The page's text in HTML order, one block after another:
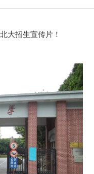
大招生宣传片！